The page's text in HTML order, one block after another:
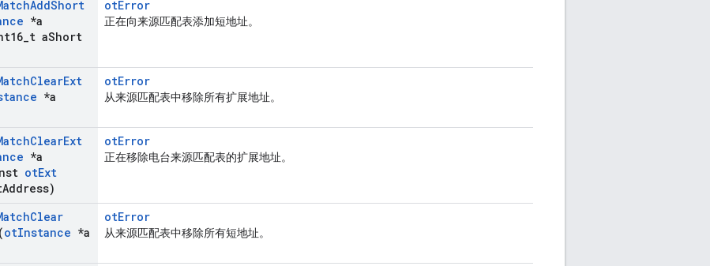
AddShort
*a
t aShort
otError
正在向来源匹配表添加短地址。
ClearExt
*a
otError
从来源匹配表中移除所有扩展地址。
ClearExt
*a
otExt
Address)
otError
正在移除电台来源匹配表的扩展地址。
Clear
(otInstance *a
otError
从来源匹配表中移除所有短地址。